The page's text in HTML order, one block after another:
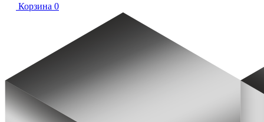
Корзина 0